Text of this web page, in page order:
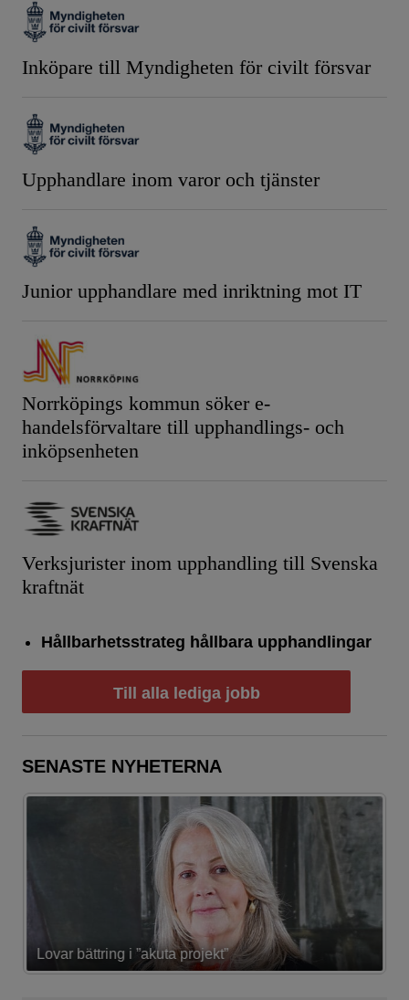
Inköpare till Myndigheten för civilt försvar
Upphandlare inom varor och tjänster
Junior upphandlare med inriktning mot IT
Norrköpings kommun söker e-
handelsförvaltare till upphandlings- och
inköpsenheten
Verksjurister inom upphandling till Svenska
kraftnät
Hållbarhetsstrateg hållbara upphandlingar
Till alla lediga jobb
SENASTE NYHETERNA
Lovar bättring i ”akuta projekt”